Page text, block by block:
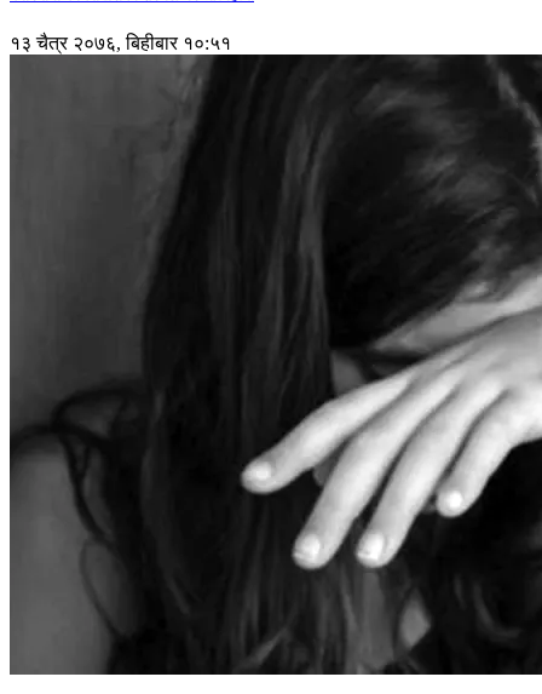
१३ चैत्र २०७६, बिहीबार १०:५१